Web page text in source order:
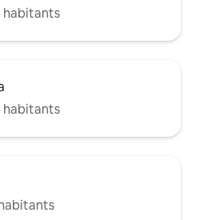
habitants
habitants